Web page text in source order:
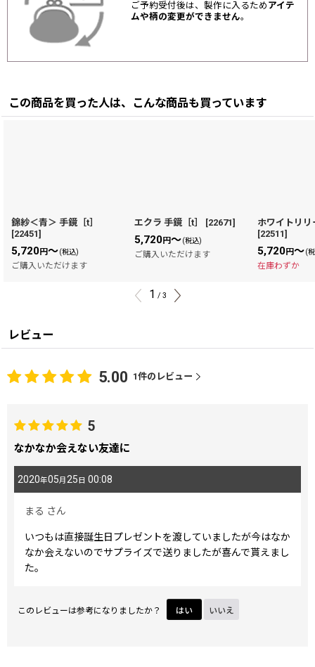
ご予約受付後は、製作に入るため アイテ
ムや柄の変更ができません。
この商品を買った人は、こんな商品も買っています
錦紗＜青＞ 手鏡［t］
[22451]
5,720円～(税込)
ご購入いただけます
エクラ 手鏡［t］ [22671]
5,720円～(税込)
ご購入いただけます
ホワイトリ
[22511]
5,720円～(
在庫わずか
1 / 3
レビュー
5.00 1件のレビュー
5
なかなか会えない友達に
2020年05月 25 日 00:08
まる さん
いつもは直接誕生日プレゼントを渡していましたが今はなか
なか会えないのでサプライズで送りましたが喜んで貰えまし
た。
このレビューは参考になりましたか？ はい いいえ